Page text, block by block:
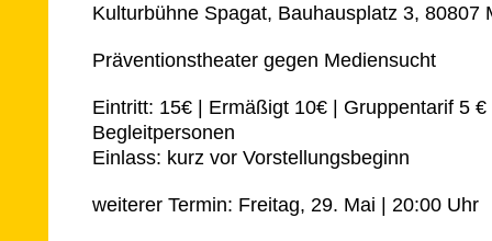
Kulturbühne Spagat, Bauhausplatz 3, 80807
Präventionstheater gegen Mediensucht
Eintritt: 15€ | Ermäßigt 10€ | Gruppentarif 5
Begleitpersonen
Einlass: kurz vor Vorstellungsbeginn
weiterer Termin: Freitag, 29. Mai | 20:00 Uhr